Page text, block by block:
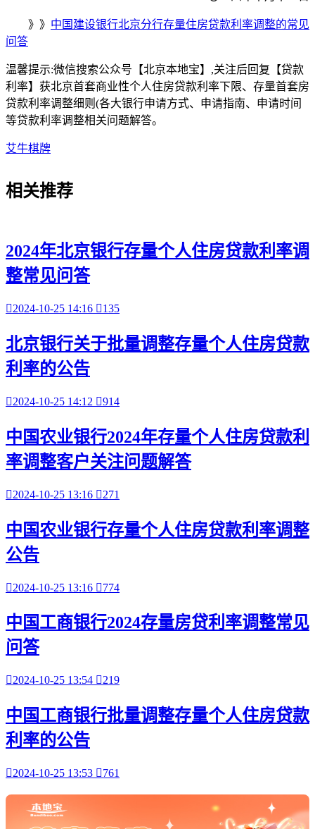
》》 中国建设银行北京分行存量住房贷款利率调整的常见
问答
温馨提示:微信搜索公众号【北京本地宝】,关注后回复【贷款
利率】获北京首套商业性个人住房贷款利率下限、 存量首套房
贷款利率调整细则(各大银行申请方式、申请指南、申请时间
等贷款利率调整相关问题解答。
艾牛棋牌
相关推荐
2024年北京银行存量个人住房贷款利率调
整常见问答
2024-10-25 14:16 135
北京银行关于批量调整存量个人住房贷款
利率的公告
2024-10-25 14:12 914
中国农业银行2024年存量个人住房贷款利
率调整客户关注问题解答
2024-10-25 13:16 271
中国农业银行存量个人住房贷款利率调整
公告
2024-10-25 13:16 774
中国工商银行2024存量房贷利率调整常见
问答
2024-10-25 13:54 219
中国工商银行批量调整存量个人住房贷款
利率的公告
2024-10-25 13:53 761